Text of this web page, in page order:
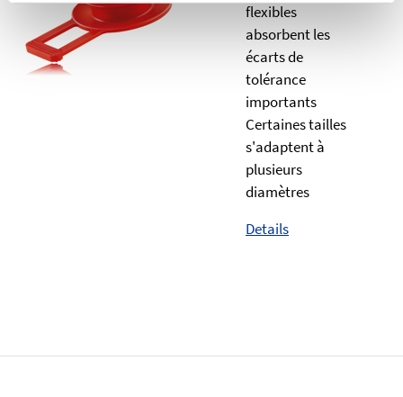
flexibles
absorbent les
écarts de
tolérance
importants
Certaines tailles
s'adaptent à
plusieurs
diamètres
Details